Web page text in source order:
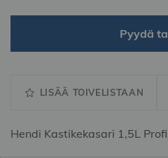
Pyydä
LISÄÄ TOIVELISTAAN
Hendi Kastikekasari 1,5L